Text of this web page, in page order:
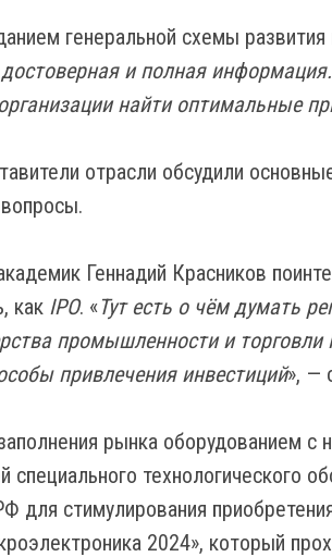
генеральной схемы
и полная
найти оптимальные
отрасли обсудили
Геннадий Красников
как IPO. «Тут есть о чём думать
промышленности и
привлечения инвестиций», —
рынка оборудованием с
технологического
стимулирования
2024», который